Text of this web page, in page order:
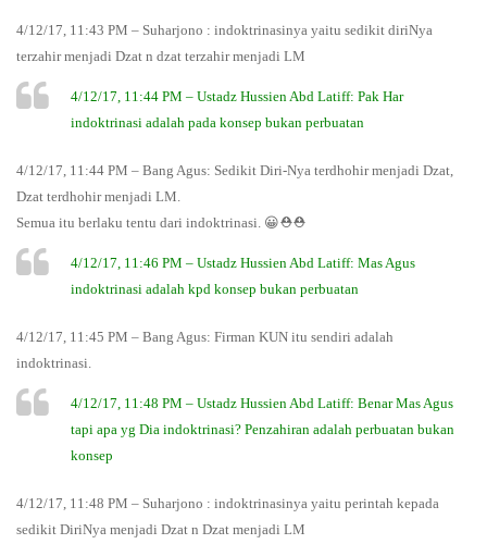
4/12/17, 11:43 PM – Suharjono : indoktrinasinya yaitu sedikit diriNya
terzahir menjadi Dzat n dzat terzahir menjadi LM
4/12/17, 11:44 PM – Ustadz Hussien Abd Latiff: Pak Har
indoktrinasi adalah pada konsep bukan perbuatan
4/12/17, 11:44 PM – Bang Agus: Sedikit Diri-Nya terdhohir menjadi Dzat,
Dzat terdhohir menjadi LM.
Semua itu berlaku tentu dari indoktrinasi. 😀⛑⛑
4/12/17, 11:46 PM – Ustadz Hussien Abd Latiff: Mas Agus
indoktrinasi adalah kpd konsep bukan perbuatan
4/12/17, 11:45 PM – Bang Agus: Firman KUN itu sendiri adalah
indoktrinasi.
4/12/17, 11:48 PM – Ustadz Hussien Abd Latiff: Benar Mas Agus
tapi apa yg Dia indoktrinasi? Penzahiran adalah perbuatan bukan
konsep
4/12/17, 11:48 PM – Suharjono : indoktrinasinya yaitu perintah kepada
sedikit DiriNya menjadi Dzat n Dzat menjadi LM